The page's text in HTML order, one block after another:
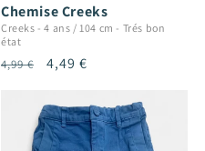
Chemise Creeks
Creeks -4 ans / 104 cm - Trés bon
état
Prix
4,99 €
Prix
4,49 €